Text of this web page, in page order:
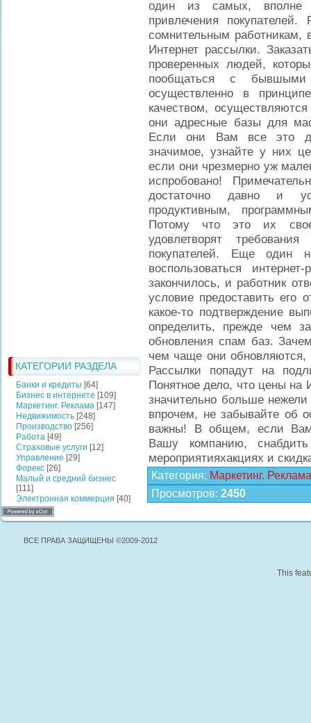
КАТЕГОРИИ РАЗДЕЛА
Банки и кредиты [64]
Бизнес в интернете [109]
Маркетинг. Реклама [147]
Недвижимость [248]
Производство [256]
Работа [49]
Страховые услуги [12]
Управление [29]
Форекс [26]
Малый и средний бизнес
[111]
Электронная коммерция [40]
один из самых, вполне
привлечения
сомнительным
Интернет рассылки.
проверенных людей,
пообщаться с
осуществленно в
качеством,
они адресные базы для
Если они Вам все это
значимое, узнайте у них
если они чрезмерно уж
испробовано!
достаточно давно и
продуктивным,
Потому что это их
удовлетворят
покупателей. Еще один
воспользоваться
закончилось, и работник
условие предоставить его
какое-то подтверждение
определить, прежде чем
обновления спам баз.
чем чаще они
Рассылки попадут на
Понятное дело, что цены на
значительно больше
впрочем, не забывайте об
важны! В общем, если Вам
Вашу компанию,
мероприятияхакциях и
Категория: Маркетинг. Реклама
Просмотров: 2450
ВСЕ ПРАВА ЗАЩИЩЕНЫ ©2009-2012
This